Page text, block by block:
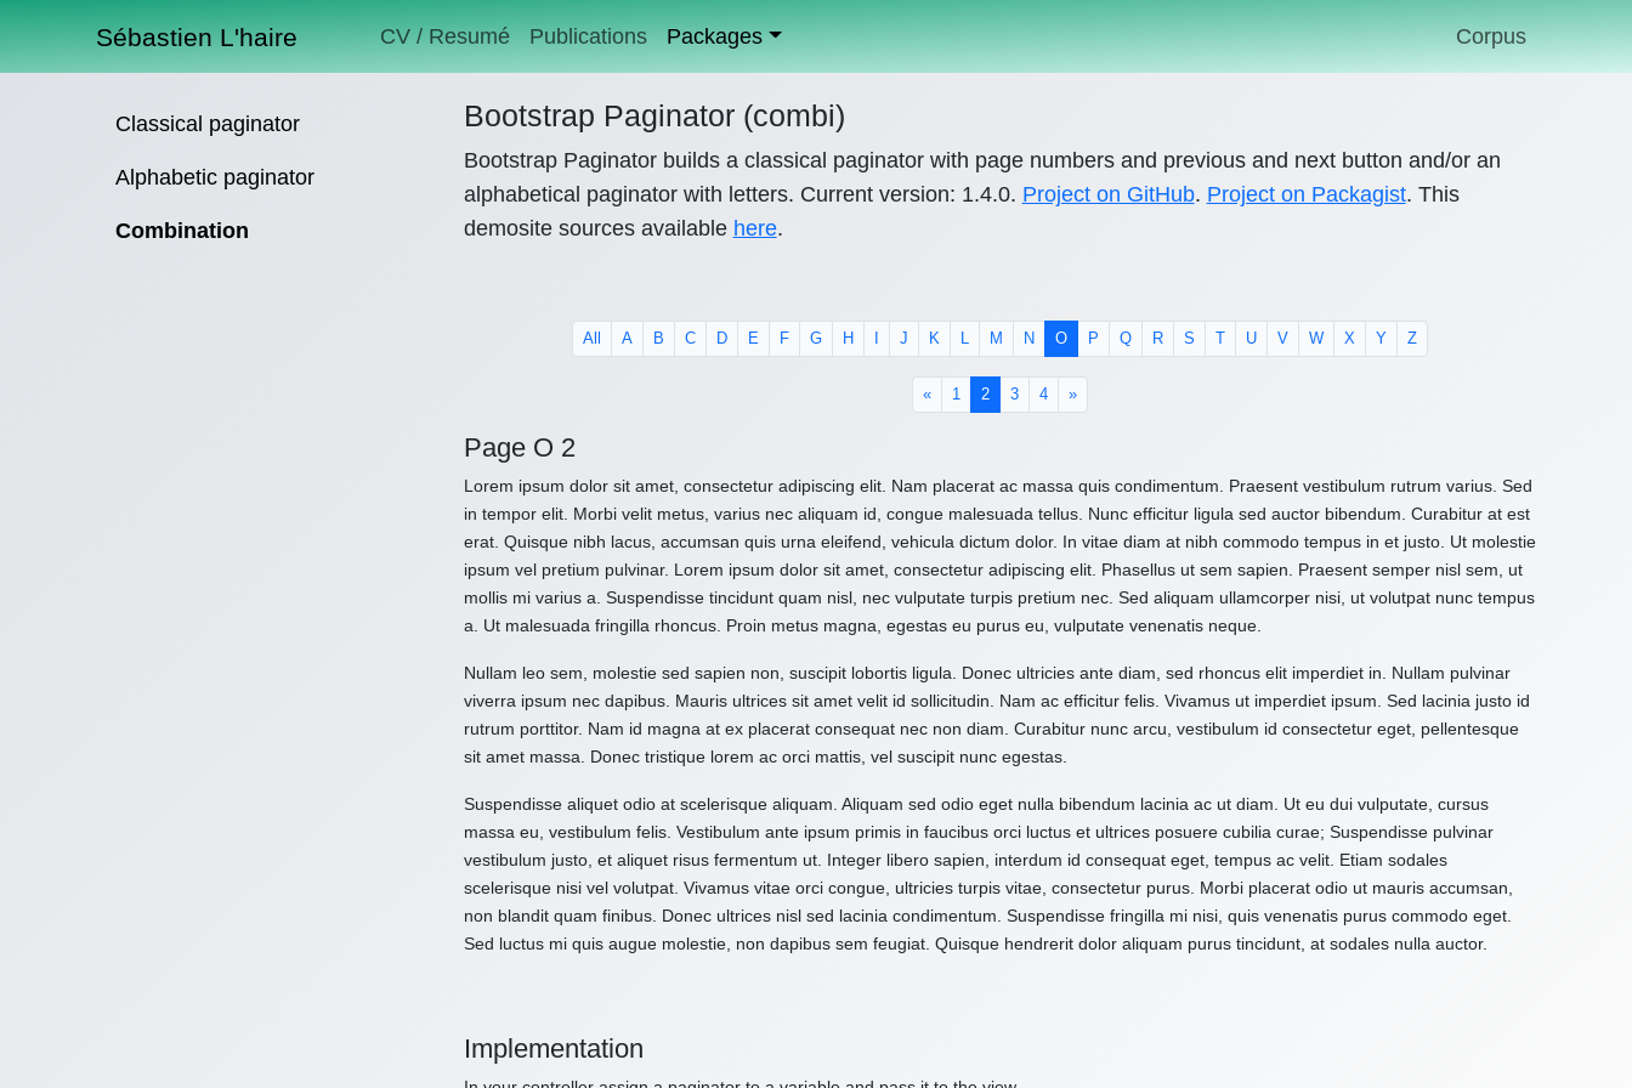
Sébastien L'haire CV / Resumé Publications Packages Corpus
Classical paginator
Alphabetic paginator
Combination
Bootstrap Paginator (combi)
Bootstrap Paginator builds a classical paginator with page numbers and previous and next button and/or an
alphabetical paginator with letters. Current version: 1.4.0. Project on GitHub. Project on Packagist. This
demosite sources available here.
All A B C D E F G H J K L M N O P Q R S U V W X Y Z
« 1 2(current)
3 4 »
Page O 2
Lorem ipsum dolor sit amet, consectetur adipiscing elit. Nam placerat ac massa quis condimentum. Praesent vestibulum rutrum varius. Sed
in tempor elit. Morbi velit metus, varius nec aliquam id, congue malesuada tellus. Nunc efficitur ligula sed auctor bibendum. Curabitur at est
erat. Quisque nibh lacus, accumsan quis urna eleifend, vehicula dictum dolor. In vitae diam at nibh commodo tempus in et justo. Ut molestie
ipsum vel pretium pulvinar. Lorem ipsum dolor sit amet, consectetur adipiscing elit. Phasellus ut sem sapien. Praesent semper nisl sem, ut
mollis mi varius a. Suspendisse tincidunt quam nisl, nec vulputate turpis pretium nec. Sed aliquam ullamcorper nisi, ut volutpat nunc tempus
a. Ut malesuada fringilla rhoncus. Proin metus magna, egestas eu purus eu, vulputate venenatis neque.
Nullam leo sem, molestie sed sapien non, suscipit lobortis ligula. Donec ultricies ante diam, sed rhoncus elit imperdiet in. Nullam pulvinar
viverra ipsum nec dapibus. Mauris ultrices sit amet velit id sollicitudin. Nam ac efficitur felis. Vivamus ut imperdiet ipsum. Sed lacinia justo id
rutrum porttitor. Nam id magna at ex placerat consequat nec non diam. Curabitur nunc arcu, vestibulum id consectetur eget, pellentesque
sit amet massa. Donec tristique lorem ac orci mattis, vel suscipit nunc egestas.
Suspendisse aliquet odio at scelerisque aliquam. Aliquam sed odio eget nulla bibendum lacinia ac ut diam. Ut eu dui vulputate, cursus
massa eu, vestibulum felis. Vestibulum ante ipsum primis in faucibus orci luctus et ultrices posuere cubilia curae; Suspendisse pulvinar
vestibulum justo, et aliquet risus fermentum ut. Integer libero sapien, interdum id consequat eget, tempus ac velit. Etiam sodales
scelerisque nisi vel volutpat. Vivamus vitae orci congue, ultricies turpis vitae, consectetur purus. Morbi placerat odio ut mauris accumsan,
non blandit quam finibus. Donec ultrices nisl sed lacinia condimentum. Suspendisse fringilla mi nisi, quis venenatis purus commodo eget.
Sed luctus mi quis augue molestie, non dapibus sem feugiat. Quisque hendrerit dolor aliquam purus tincidunt, at sodales nulla auctor.
Implementation